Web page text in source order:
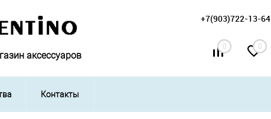
+7(903)722-13-64
0 0
аксессуаров
Контакты